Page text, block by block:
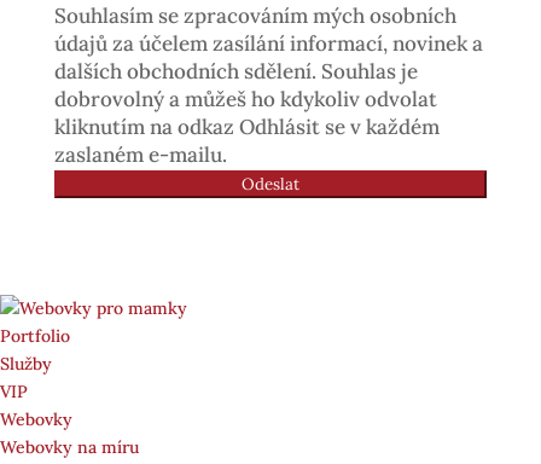
Souhlasím se zpracováním mých osobních
údajů za účelem zasílání informací, novinek a
dalších obchodních sdělení. Souhlas je
dobrovolný a můžeš ho kdykoliv odvolat
kliknutím na odkaz Odhlásit se v každém
zaslaném e-mailu.
Odeslat
Portfolio
Služby
VIP
Webovky
Webovky na míru